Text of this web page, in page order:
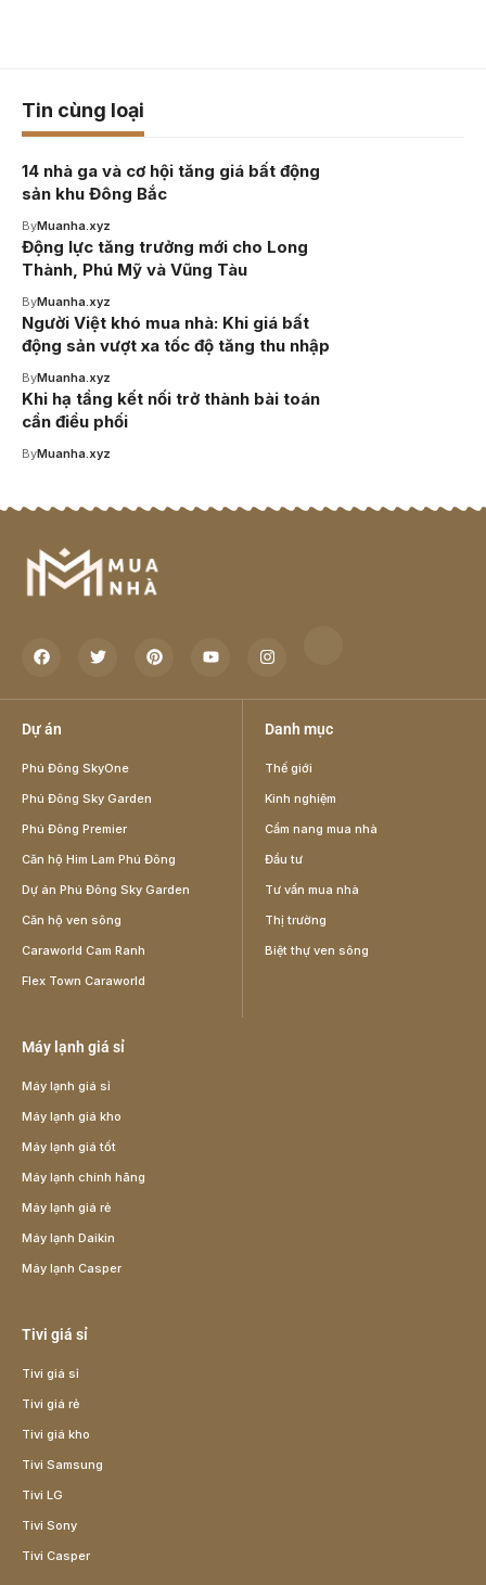
Tin cùng loại
14 nhà ga và cơ hội tăng giá bất động
sản khu Đông Bắc
ByMuanha.xyz
Động lực tăng trưởng mới cho Long
Thành, Phú Mỹ và Vũng Tàu
ByMuanha.xyz
Người Việt khó mua nhà: Khi giá bất
động sản vượt xa tốc độ tăng thu nhập
ByMuanha.xyz
Khi hạ tầng kết nối trở thành bài toán
cần điều phối
ByMuanha.xyz
Dự án
Phú Đông SkyOne
Phú Đông Sky Garden
Phú Đông Premier
Căn hộ Him Lam Phú Đông
Dự án Phú Đông Sky Garden
Căn hộ ven sông
Caraworld Cam Ranh
Flex Town Caraworld
Danh mục
Thế giới
Kinh nghiệm
Cẩm nang mua nhà
Đầu tư
Tư vấn mua nhà
Thị trường
Biệt thự ven sông
Máy lạnh giá sỉ
Máy lạnh giá sỉ
Máy lạnh giá kho
Máy lạnh giá tốt
Máy lạnh chính hãng
Máy lạnh giá rẻ
Máy lạnh Daikin
Máy lạnh Casper
Tivi giá sỉ
Tivi giá sỉ
Tivi giá rẻ
Tivi giá kho
Tivi Samsung
Tivi LG
Tivi Sony
Tivi Casper